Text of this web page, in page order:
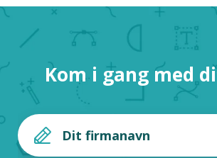
Kom i gang med